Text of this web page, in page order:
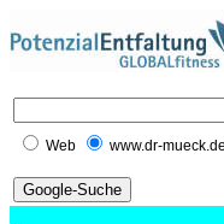
Web www.dr-mueck.de